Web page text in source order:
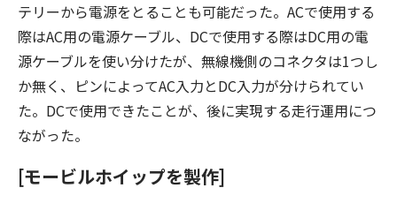
テリーから電源をとることも可能だった。ACで使用する
際はAC用の電源ケーブル、DCで使用する際はDC用の電
源ケーブルを使い分けたが、無線機側のコネクタは1つし
か無く、ピンによってAC入力とDC入力が分けられてい
た。DCで使用できたことが、後に実現する走行運用につ
ながった。
[モービルホイップを製作]